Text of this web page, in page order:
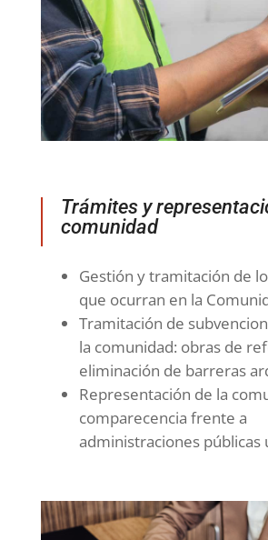
Trámites y
comunidad
Gestión y tramitación de
que ocurran en la
Tramitación de
la comunidad: obras de
eliminación de barreras
Representación de la
comparecencia frente a
administraciones públicas